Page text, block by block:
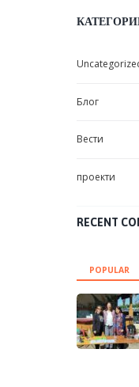
Блог
Вести
проекти
RECENT
POPULAR